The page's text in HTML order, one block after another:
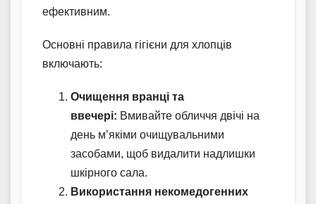
ефективним.
Основні правила гігієни для хлопців
включають:
Очищення вранці та
ввечері: Вмивайте обличчя двічі на
день м’якіми очищувальними
засобами, щоб видалити надлишки
шкірного сала.
Використання некомедогенних